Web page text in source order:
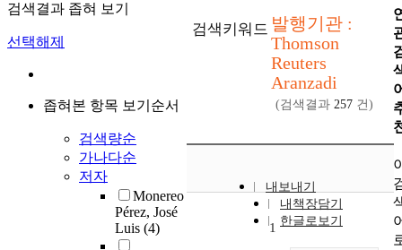
검색결과 좁혀 보기
선택해제
좁혀본 항목 보기순서
검색량순
가나다순
저자
Monereo
Pérez, José
Luis (4)
검색키워드 발행기관 :
Thomson
Reuters
Aranzadi
(검색결과 257 건)
내보내기
내책장담기
한글로보기
1